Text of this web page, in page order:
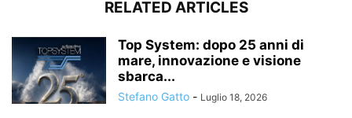
RELATED ARTICLES
Top System: dopo 25 anni di
mare, innovazione e visione
sbarca...
Stefano Gatto - Luglio 18, 2026